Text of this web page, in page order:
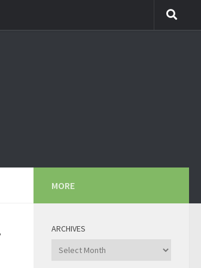
MORE
ARCHIVES
Archives